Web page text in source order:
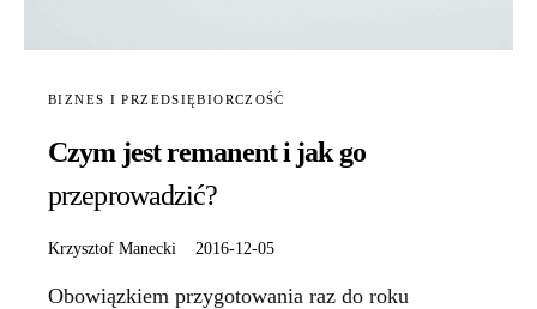
BIZNES I PRZEDSIĘBIORCZOŚĆ
Czym jest remanent i jak go
przeprowadzić?
Krzysztof Manecki 2016-12-05
Obowiązkiem przygotowania raz do roku